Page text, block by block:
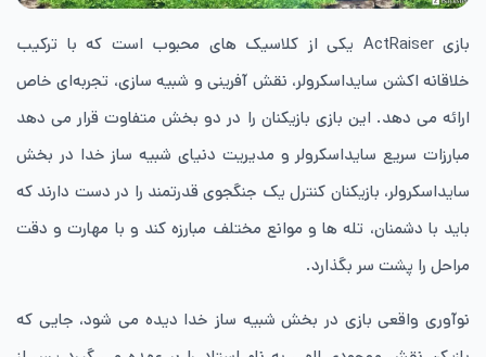
بازی ActRaiser یکی از کلاسیک های محبوب است که با ترکیب
خلاقانه اکشن سایداسکرولر، نقش آفرینی و شبیه سازی، تجربه‌ای خاص
ارائه می دهد. این بازی بازیکنان را در دو بخش متفاوت قرار می دهد
مبارزات سریع سایداسکرولر و مدیریت دنیای شبیه ساز خدا در بخش
سایداسکرولر، بازیکنان کنترل یک جنگجوی قدرتمند را در دست دارند که
باید با دشمنان، تله ها و موانع مختلف مبارزه کند و با مهارت و دقت
مراحل را پشت سر بگذارد.
نوآوری واقعی بازی در بخش شبیه ساز خدا دیده می شود، جایی که